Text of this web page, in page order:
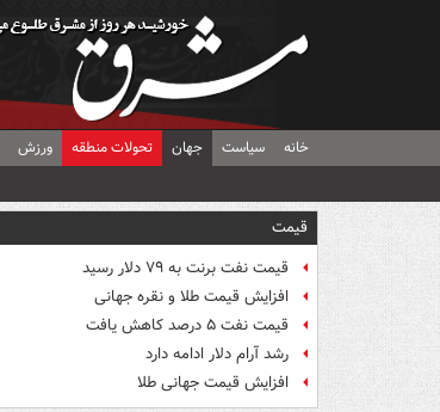
خانه سیاست جهان تحولات منطقه ورزش
قیمت
قیمت نفت برنت به ۷۹ دلار رسید
افزایش قیمت طلا و نقره جهانی
قیمت نفت ۵ درصد کاهش یافت
رشد آرام دلار ادامه دارد
افزایش قیمت جهانی طلا